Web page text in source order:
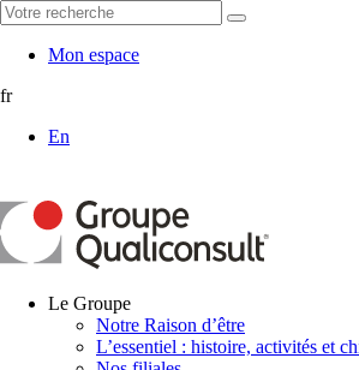
Mon espace
fr
En
Le Groupe
Notre Raison d’être
L’essentiel : histoire, activités et